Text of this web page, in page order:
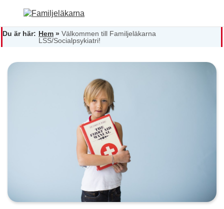
Du är här: Hem »Välkommen till Familjeläkarna
LSS/Socialpsykiatri!